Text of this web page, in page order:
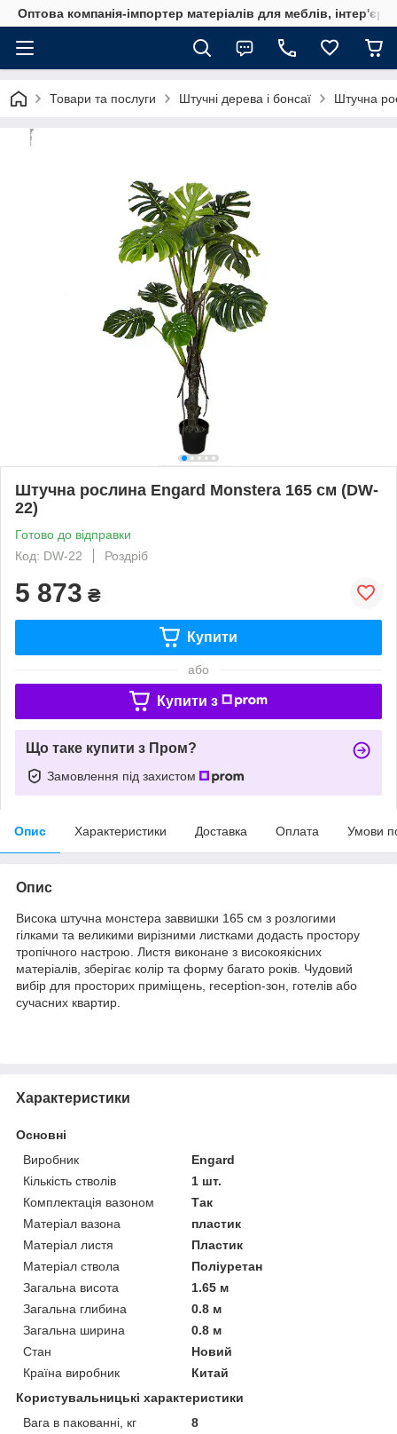
Оптова компанія-імпортер матеріалів для меблів, інтер'єру
Товари та послуги Штучні дерева і бонсаї Штучна
Штучна рослина Engard Monstera 165 см (DW-
22)
Готово до відправки
Код: DW-22
Роздріб
5 873 ₴
Купити
або
Купити з
Що таке купити з Пром?
Замовлення під захистом
Опис Характеристики Доставка Оплата Умови
Опис
Висока штучна монстера заввишки 165 см з розлогими
гілками та великими вирізними листками додасть простору
тропічного настрою. Листя виконане з високоякісних
матеріалів, зберігає колір та форму багато років. Чудовий
вибір для просторих приміщень, reception-зон, готелів або
сучасних квартир.
Характеристики
Основні
Виробник
Engard
Кількість стволів
1 шт.
Комплектація вазоном
Так
Матеріал вазона
пластик
Матеріал листя
Пластик
Матеріал ствола
Поліуретан
Загальна висота
1.65 м
Загальна глибина
0.8 м
Загальна ширина
0.8 м
Стан
Новий
Країна виробник
Китай
Користувальницькі характеристики
Вага в пакованні, кг
8